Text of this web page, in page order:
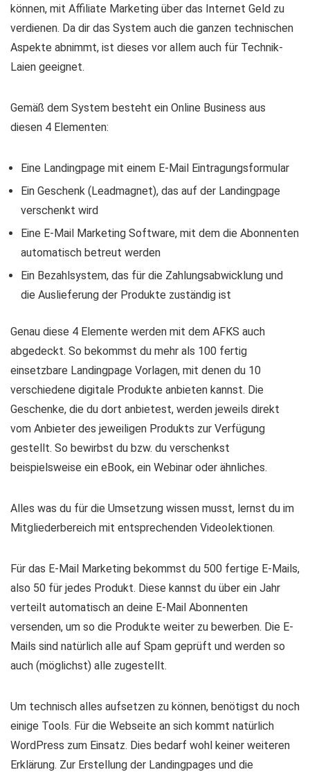
können, mit Affiliate Marketing über das Internet Geld zu
verdienen. Da dir das System auch die ganzen technischen
Aspekte abnimmt, ist dieses vor allem auch für Technik-
Laien geeignet.
Gemäß dem System besteht ein Online Business aus
diesen 4 Elementen:
Eine Landingpage mit einem E-Mail Eintragungsformular
Ein Geschenk (Leadmagnet), das auf der Landingpage
verschenkt wird
Eine E-Mail Marketing Software, mit dem die Abonnenten
automatisch betreut werden
Ein Bezahlsystem, das für die Zahlungsabwicklung und
die Auslieferung der Produkte zuständig ist
Genau diese 4 Elemente werden mit dem AFKS auch
abgedeckt. So bekommst du mehr als 100 fertig
einsetzbare Landingpage Vorlagen, mit denen du 10
verschiedene digitale Produkte anbieten kannst. Die
Geschenke, die du dort anbietest, werden jeweils direkt
vom Anbieter des jeweiligen Produkts zur Verfügung
gestellt. So bewirbst du bzw. du verschenkst
beispielsweise ein eBook, ein Webinar oder ähnliches.
Alles was du für die Umsetzung wissen musst, lernst du im
Mitgliederbereich mit entsprechenden Videolektionen.
Für das E-Mail Marketing bekommst du 500 fertige E-Mails,
also 50 für jedes Produkt. Diese kannst du über ein Jahr
verteilt automatisch an deine E-Mail Abonnenten
versenden, um so die Produkte weiter zu bewerben. Die E-
Mails sind natürlich alle auf Spam geprüft und werden so
auch (möglichst) alle zugestellt.
Um technisch alles aufsetzen zu können, benötigst du noch
einige Tools. Für die Webseite an sich kommt natürlich
WordPress zum Einsatz. Dies bedarf wohl keiner weiteren
Erklärung. Zur Erstellung der Landingpages und die